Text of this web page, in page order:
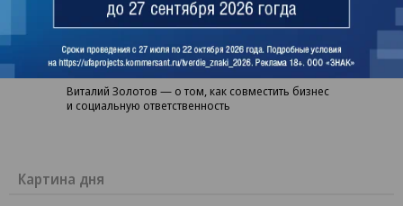
Разговоры о бизнесе
Виталий Золотов — о том, как совместить бизнес
и социальную ответственность
Картина дня